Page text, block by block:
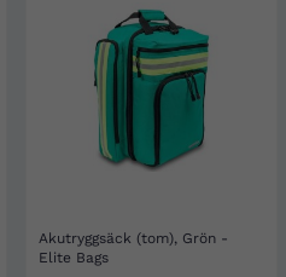
Akutryggsäck (tom), Grön -
Elite Bags